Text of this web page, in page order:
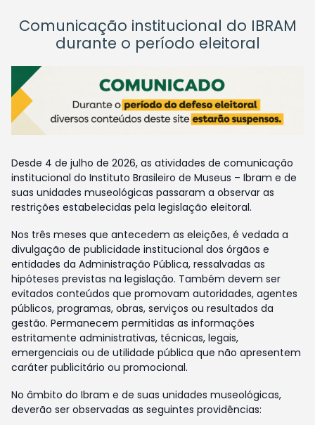
Comunicação institucional do IBRAM
durante o período eleitoral
Desde 4 de julho de 2026, as atividades de comunicação
institucional do Instituto Brasileiro de Museus – Ibram e de
suas unidades museológicas passaram a observar as
restrições estabelecidas pela legislação eleitoral.
Nos três meses que antecedem as eleições, é vedada a
divulgação de publicidade institucional dos órgãos e
entidades da Administração Pública, ressalvadas as
hipóteses previstas na legislação. Também devem ser
evitados conteúdos que promovam autoridades, agentes
públicos, programas, obras, serviços ou resultados da
gestão. Permanecem permitidas as informações
estritamente administrativas, técnicas, legais,
emergenciais ou de utilidade pública que não apresentem
caráter publicitário ou promocional.
No âmbito do Ibram e de suas unidades museológicas,
deverão ser observadas as seguintes providências: